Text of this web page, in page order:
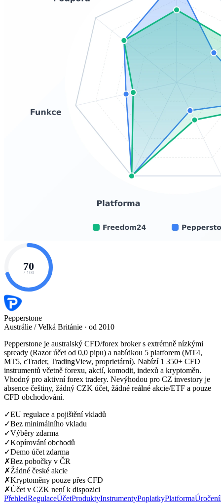
70
/ 100
Pepperstone
Austrálie / Velká Británie · od 2010
Pepperstone je australský CFD/forex broker s extrémně nízkými
spready (Razor účet od 0,0 pipu) a nabídkou 5 platforem (MT4,
MT5, cTrader, TradingView, proprietární). Nabízí 1 350+ CFD
instrumentů včetně forexu, akcií, komodit, indexů a kryptoměn.
Vhodný pro aktivní forex tradery. Nevýhodou pro CZ investory je
absence češtiny, žádný CZK účet, žádné reálné akcie/ETF a pouze
CFD obchodování.
✓EU regulace a pojištění vkladů
✓Bez minimálního vkladu
✓Výběry zdarma
✓Kopírování obchodů
✓Demo účet zdarma
✗Bez pobočky v ČR
✗Žádné české akcie
✗Kryptoměny pouze přes CFD
✗Účet v CZK není k dispozici
PřehledRegulaceÚčetProduktyInstrumentyPoplatkyPlatformaÚročení